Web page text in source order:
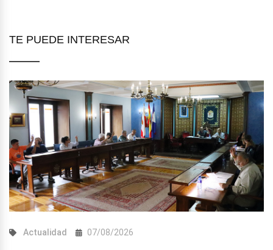
TE PUEDE INTERESAR
Actualidad 07/08/2026